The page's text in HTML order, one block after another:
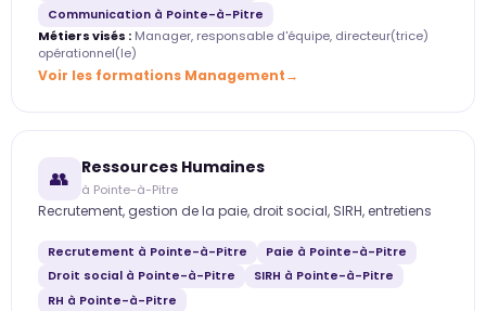
Communication à Pointe-à-Pitre
Métiers visés : Manager, responsable d'équipe, directeur(trice)
opérationnel(le)
Voir les formations Management
👥 Ressources Humaines
à Pointe-à-Pitre
Recrutement, gestion de la paie, droit social, SIRH, entretiens
Recrutement à Pointe-à-Pitre
Paie à Pointe-à-Pitre
Droit social à Pointe-à-Pitre
SIRH à Pointe-à-Pitre
RH à Pointe-à-Pitre